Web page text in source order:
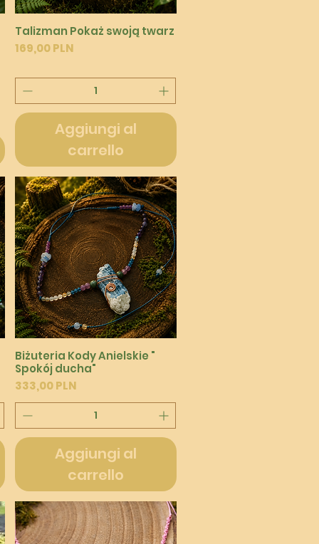
Vista rapida
Talizman Pokaż swoją twarz
Prezzo
169,00 PLN
Aggiungi al
carrello
Vista rapida
Biżuteria Kody Anielskie "
Spokój ducha"
Prezzo
333,00 PLN
Aggiungi al
carrello